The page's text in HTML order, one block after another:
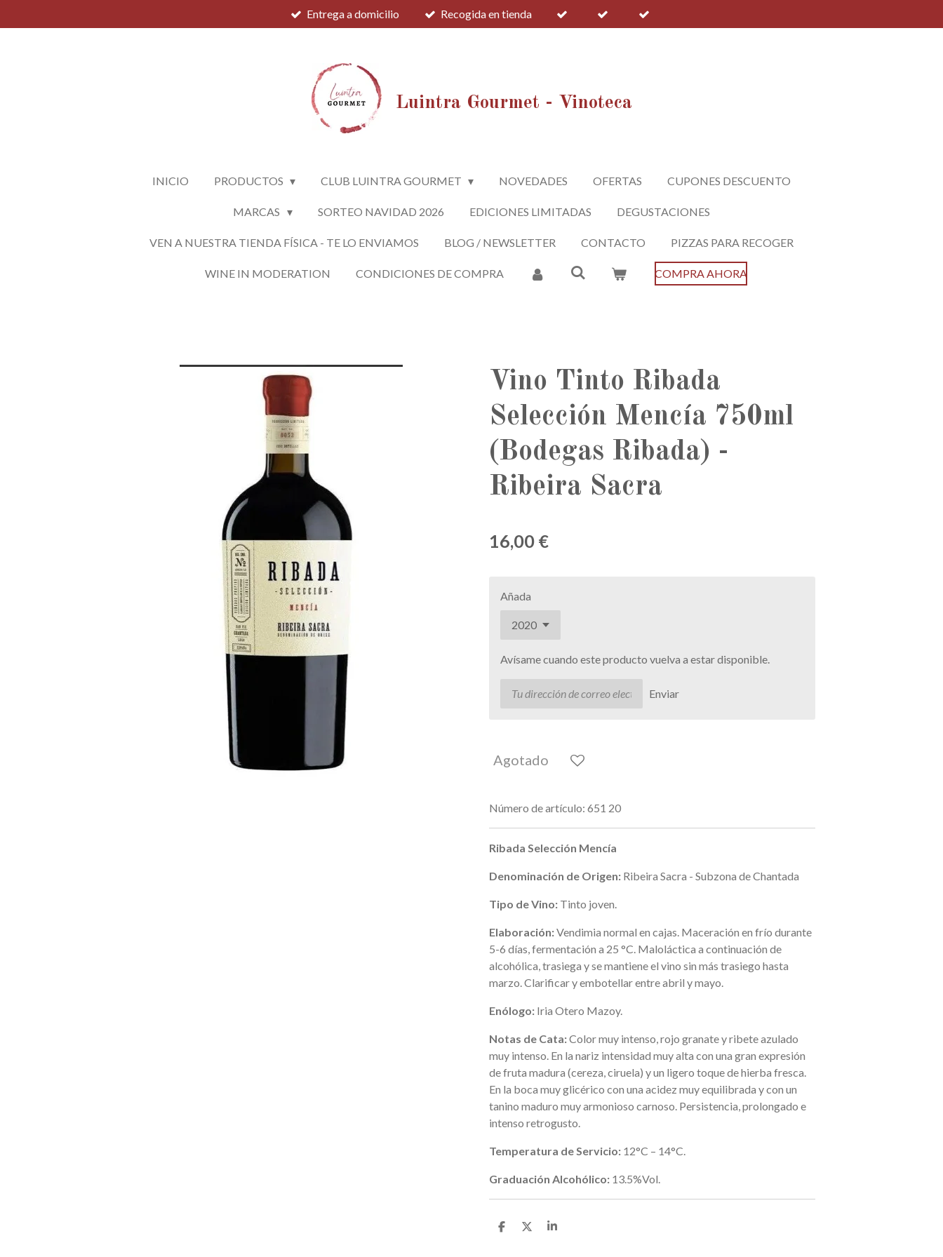
al
Entrega a domicilio Recogida en tienda
Luintra Gourmet - Vinoteca
INICIO PRODUCTOS CLUB LUINTRA GOURMET NOVEDADES OFERTAS CUPONES DESCUENTO
MARCAS SORTEO NAVIDAD 2026 EDICIONES LIMITADAS DEGUSTACIONES
VEN A NUESTRA TIENDA FÍSICA - TE LO ENVIAMOS BLOG / NEWSLETTER CONTACTO PIZZAS PARA RECOGER
WINE IN MODERATION CONDICIONES DE COMPRA COMPRA AHORA
Vino Tinto Ribada
Selección Mencía 750ml
(Bodegas Ribada) -
Ribeira Sacra
16,00 €
Añada
Avísame cuando este producto vuelva a estar disponible.
Enviar
Agotado
Número de artículo: 651 20
Ribada Selección Mencía
Denominación de Origen: Ribeira Sacra - Subzona de Chantada
Tipo de Vino: Tinto joven.
Elaboración:Vendimia normal en cajas. Maceración en frío durante
5-6 días, fermentación a 25 °C. Maloláctica a continuación de
alcohólica, trasiega y se mantiene el vino sin más trasiego hasta
marzo. Clarificar y embotellar entre abril y mayo.
Enólogo: Iria Otero Mazoy.
Notas de Cata:Color muy intenso, rojo granate y ribete azulado
muy intenso. En la nariz intensidad muy alta con una gran expresión
de fruta madura (cereza, ciruela) y un ligero toque de hierba fresca.
En la boca muy glicérico con una acidez muy equilibrada y con un
tanino maduro muy armonioso carnoso. Persistencia, prolongado e
intenso retrogusto.
Temperatura de Servicio: 12°C – 14°C.
Graduación Alcohólico: 13.5%Vol.
C
C
C